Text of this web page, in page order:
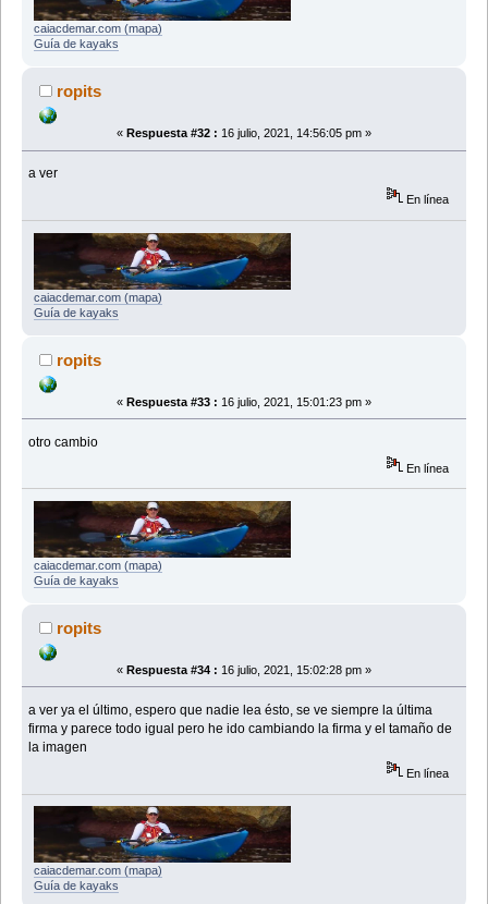
caiacdemar.com (mapa)
Guía de kayaks
ropits
« Respuesta #32 : 16 julio, 2021, 14:56:05 pm »
a ver
En línea
caiacdemar.com (mapa)
Guía de kayaks
ropits
« Respuesta #33 : 16 julio, 2021, 15:01:23 pm »
otro cambio
En línea
caiacdemar.com (mapa)
Guía de kayaks
ropits
« Respuesta #34 : 16 julio, 2021, 15:02:28 pm »
a ver ya el último, espero que nadie lea ésto, se ve siempre la última
firma y parece todo igual pero he ido cambiando la firma y el tamaño de
la imagen
En línea
caiacdemar.com (mapa)
Guía de kayaks